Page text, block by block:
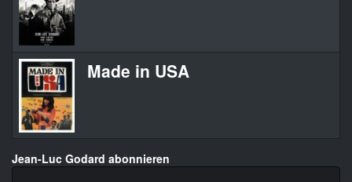
Made in USA
Jean-Luc Godard abonnieren